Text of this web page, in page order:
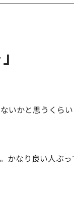
かと思うくら
なり良い人ぶ